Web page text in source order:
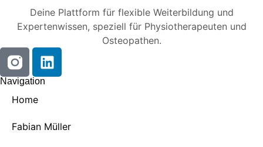
Deine Plattform für flexible Weiterbildung und
Expertenwissen, speziell für Physiotherapeuten und
Osteopathen.
Navigation
Home
Fabian Müller